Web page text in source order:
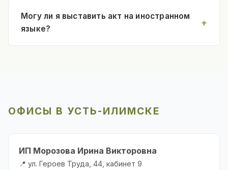
Могу ли я выставить акт на иностранном
языке?
ОФИСЫ В УСТЬ-ИЛИМСКЕ
ИП Морозова Ирина Викторовна
📍 ул. Героев Труда, 44, кабинет 9